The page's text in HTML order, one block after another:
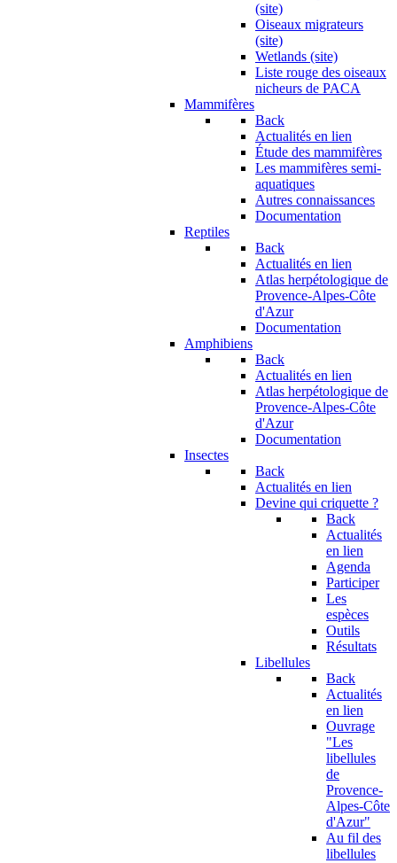
(site)
Oiseaux migrateurs
(site)
Wetlands (site)
Liste rouge des oiseaux
nicheurs de PACA
Mammifères
Back
Actualités en lien
Étude des mammifères
Les mammifères semi-
aquatiques
Autres connaissances
Documentation
Reptiles
Back
Actualités en lien
Atlas herpétologique de
Provence-Alpes-Côte
d'Azur
Documentation
Amphibiens
Back
Actualités en lien
Atlas herpétologique de
Provence-Alpes-Côte
d'Azur
Documentation
Insectes
Back
Actualités en lien
Devine qui criquette ?
Back
Actualités
en lien
Agenda
Participer
Les
espèces
Outils
Résultats
Libellules
Back
Actualités
en lien
Ouvrage
"Les
libellules
de
Provence-
Alpes-Côte
d'Azur"
Au fil des
libellules